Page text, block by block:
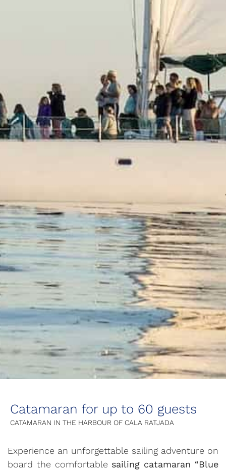
Catamaran for up to 60 guests
CATAMARAN IN THE HARBOUR OF CALA RATJADA
Experience an unforgettable sailing adventure on
board the comfortable sailing catamaran “Blue